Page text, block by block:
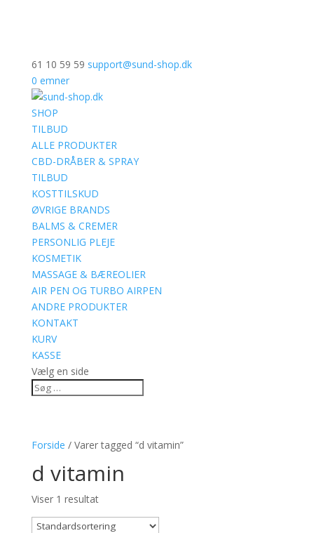
61 10 59 59 support@sund-shop.dk
0 emner
SHOP
TILBUD
ALLE PRODUKTER
CBD-DRÅBER & SPRAY
TILBUD
KOSTTILSKUD
ØVRIGE BRANDS
BALMS & CREMER
PERSONLIG PLEJE
KOSMETIK
MASSAGE & BÆREOLIER
AIR PEN OG TURBO AIRPEN
ANDRE PRODUKTER
KONTAKT
KURV
KASSE
Vælg en side
Forside / Varer tagged “d vitamin”
d vitamin
Viser 1 resultat